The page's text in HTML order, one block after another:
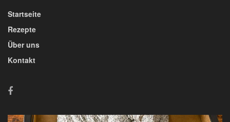
Startseite
Rezepte
Über uns
Kontakt